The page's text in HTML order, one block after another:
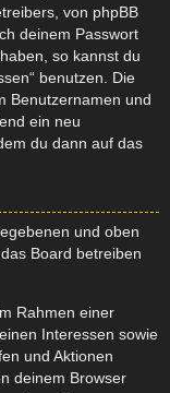
von phpBB
deinem Passwort
so kannst du
benutzen. Die
Benutzernamen und
ein neu
du dann auf das
und oben
Board betreiben
Rahmen einer
Interessen sowie
und Aktionen
deinem Browser